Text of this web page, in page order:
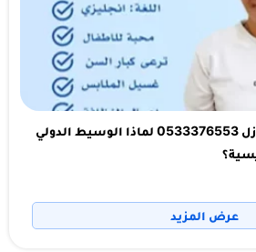
عاملة اندونيسية للتنازل 0533376553 لماذا الوسيط الدولي
عرض المزيد